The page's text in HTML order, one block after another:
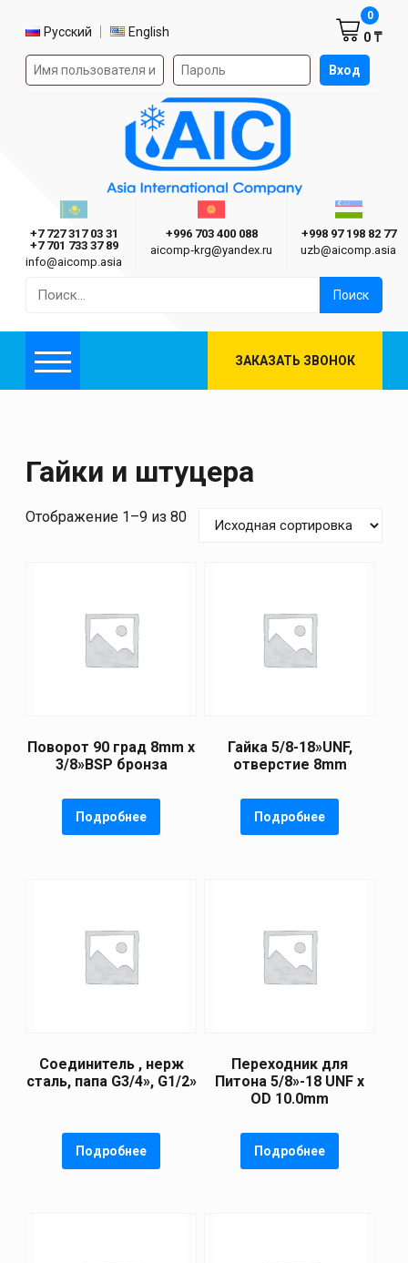
Выбор языка
Русский English
Форма авторизации на сайте Вход
0 ₸
0
Asia International Company
Казахстан г. Алматы
+7 727 317 03 31
+7 701 733 37 89
info@aicomp.asia
Киргизия г. Бишкек
+996 703 400 088
aicomp‑krg@yandex.ru
+998 97 198 82 77
uzb@aicomp.asia
Меню ЗАКАЗАТЬ ЗВОНОК
Гайки и штуцера
Отображение 1–9 из 80
Поворот 90 град 8mm x
3/8»BSP бронза
Подробнее
Гайка 5/8-18»UNF,
отверстие 8mm
Подробнее
Соединитель , нерж
сталь, папа G3/4», G1/2»
Подробнее
Переходник для
Питона 5/8»-18 UNF х
OD 10.0mm
Подробнее